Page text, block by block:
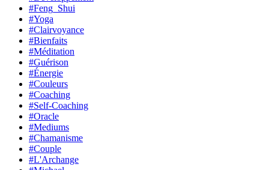
#Feng_Shui
#Yoga
#Clairvoyance
#Bienfaits
#Méditation
#Guérison
#Énergie
#Couleurs
#Coaching
#Self-Coaching
#Oracle
#Mediums
#Chamanisme
#Couple
#L'Archange